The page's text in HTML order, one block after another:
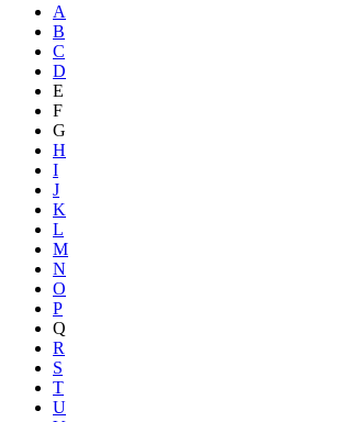
A
B
C
D
E
F
G
H
I
J
K
L
M
N
O
P
Q
R
S
T
U